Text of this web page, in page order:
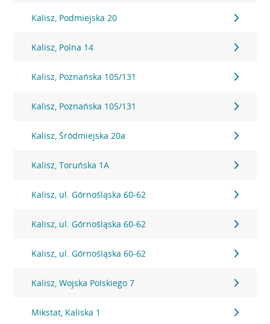
Kalisz, Podmiejska 20
Kalisz, Polna 14
Kalisz, Poznańska 105/131
Kalisz, Poznańska 105/131
Kalisz, Śródmiejska 20a
Kalisz, Toruńska 1A
Kalisz, ul. Górnośląska 60-62
Kalisz, ul. Górnośląska 60-62
Kalisz, ul. Górnośląska 60-62
Kalisz, Wojska Polskiego 7
Mikstat, Kaliska 1